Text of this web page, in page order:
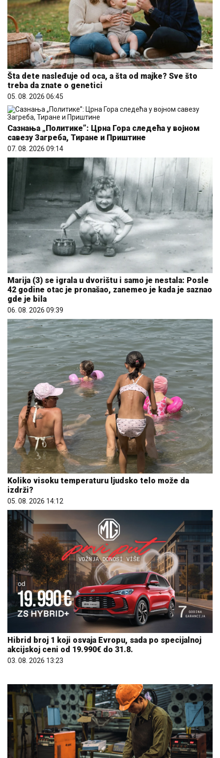
Šta dete nasleđuje od oca, a šta od majke? Sve što
treba da znate o genetici
05. 08. 2026 06:45
Сазнања „Политике”: Црна Гора следећа у војном
савезу Загреба, Тиране и Приштине
07. 08. 2026 09:14
Marija (3) se igrala u dvorištu i samo je nestala: Posle
42 godine otac je pronašao, zanemeo je kada je saznao
gde je bila
06. 08. 2026 09:39
Koliko visoku temperaturu ljudsko telo može da
izdrži?
05. 08. 2026 14:12
Hibrid broj 1 koji osvaja Evropu, sada po specijalnoj
akcijskoj ceni od 19.990€ do 31.8.
03. 08. 2026 13:23